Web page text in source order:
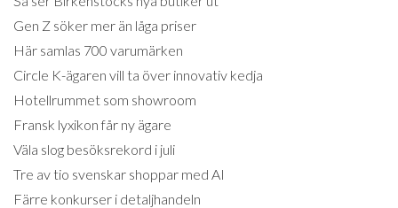
Gen Z söker mer än låga priser
Här samlas 700 varumärken
Circle K-ägaren vill ta över innovativ kedja
Hotellrummet som showroom
Fransk lyxikon får ny ägare
Väla slog besöksrekord i juli
Tre av tio svenskar shoppar med AI
Färre konkurser i detaljhandeln